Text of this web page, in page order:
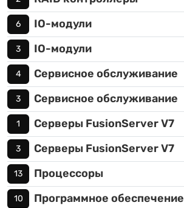
6 IO-модули
3 IO-модули
4 Сервисное обслуживание
3 Сервисное обслуживание
1 Серверы FusionServer V7
3 Серверы FusionServer V7
13 Процессоры
10 Программное обеспечение